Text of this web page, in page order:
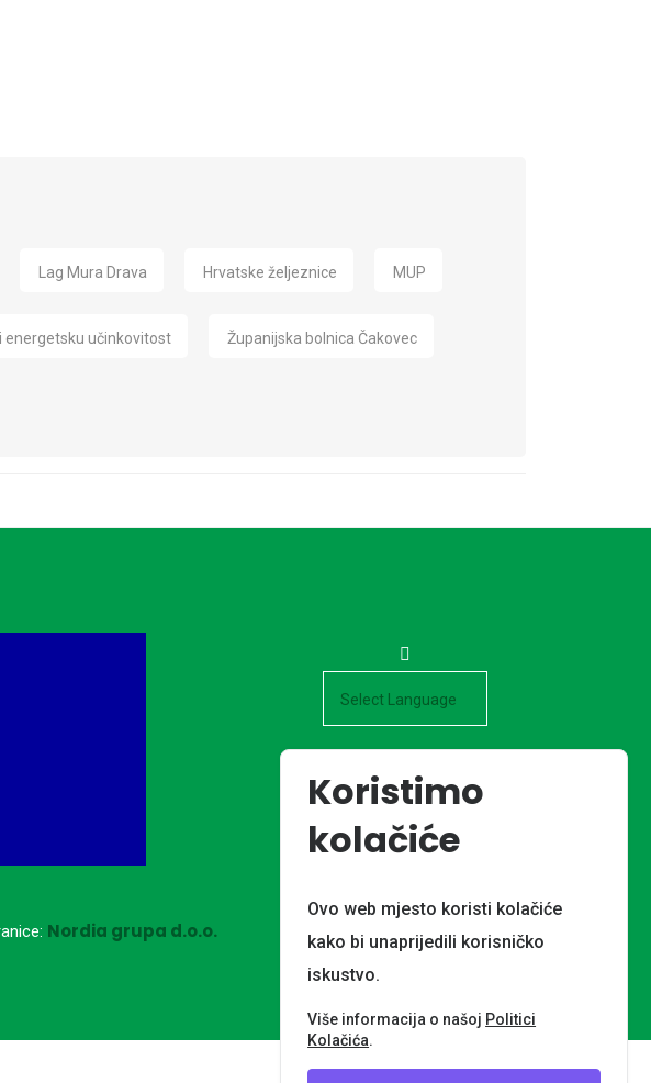
Lag Mura Drava Hrvatske željeznice MUP
energetsku učinkovitost Županijska bolnica Čakovec
Nordia grupa d.o.o.
Koristimo
kolačiće
Ovo web mjesto koristi kolačiće
kako bi unaprijedili korisničko
iskustvo.
Više informacija o našoj Politici
Kolačića.